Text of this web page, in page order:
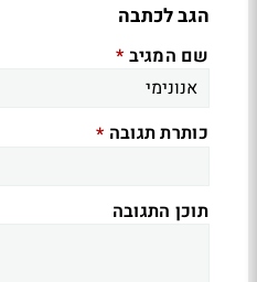
הגב לכתבה
שם המגיב *
כותרת תגובה *
תוכן התגובה